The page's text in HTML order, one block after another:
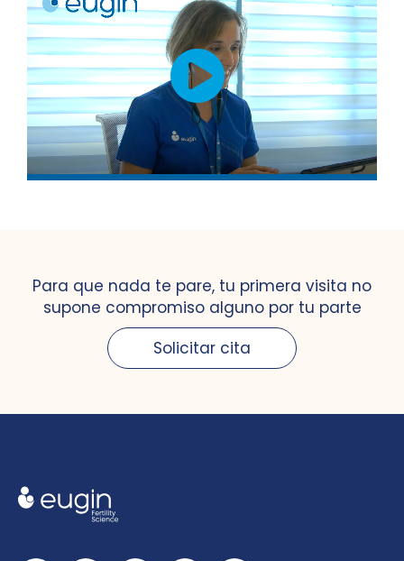
Para que nada te pare, tu primera visita no
supone compromiso alguno por tu parte
Solicitar cita